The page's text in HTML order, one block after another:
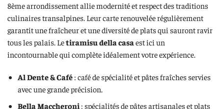
8ème arrondissement allie modernité et respect des traditions
culinaires transalpines. Leur carte renouvelée régulièrement
garantit une fraîcheur et une diversité de plats qui sauront ravir
tous les palais. Letiramisu della casa est ici un
incontournable qui complète idéalement votre expérience.
Al Dente & Café: café de spécialité et pâtes fraîches servies
avec une grande précision.
Bella Maccheroni : spécialités de pâtes artisanales et plats